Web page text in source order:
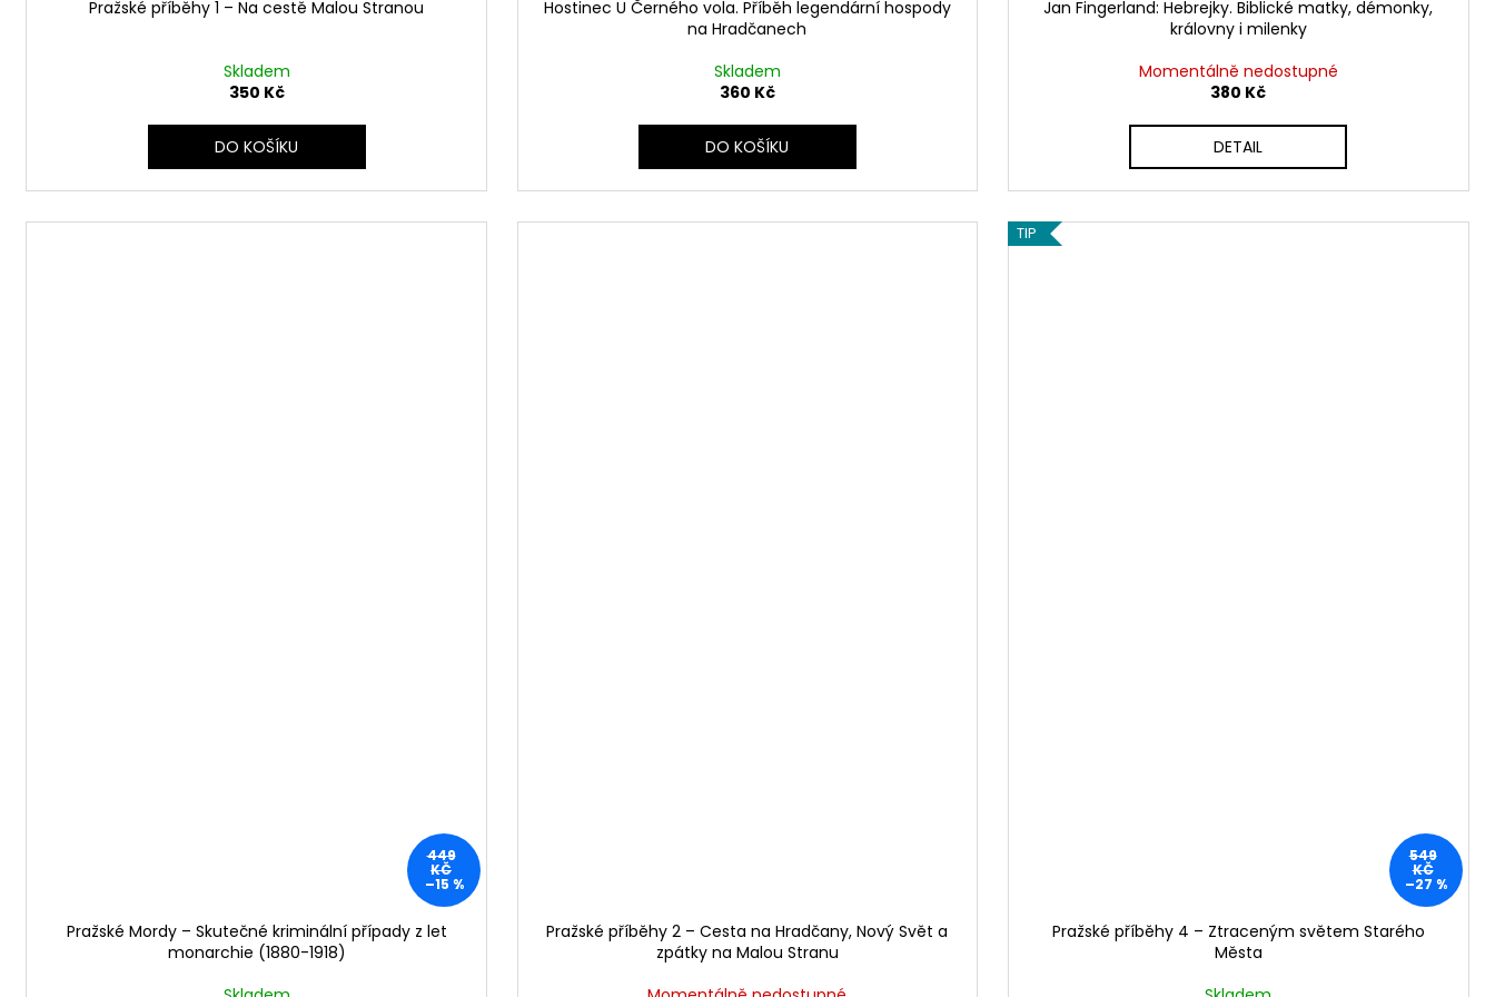
Pražské příběhy 1 – Na cestě Malou Stranou
Skladem
350 Kč
DO KOŠÍKU
Hostinec U Černého vola. Příběh legendární hospody
na Hradčanech
Skladem
360 Kč
DO KOŠÍKU
Jan Fingerland: Hebrejky. Biblické matky, démonky,
královny i milenky
Momentálně nedostupné
380 Kč
DETAIL
449
KČ
–15 %
Pražské Mordy – Skutečné kriminální případy z let
monarchie (1880-1918)
Pražské příběhy 2 – Cesta na Hradčany, Nový Svět a
zpátky na Malou Stranu
TIP
549
KČ
–27 %
Pražské příběhy 4 – Ztraceným světem Starého
Města